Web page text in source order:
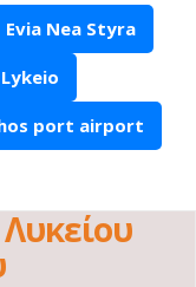
Evia Nea Styra
port airport